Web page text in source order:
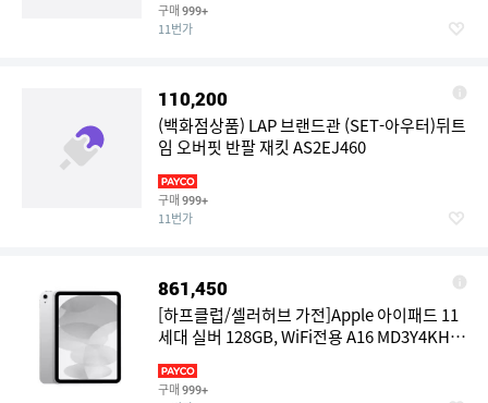
구매 999+
11번가
110,200
(백화점상품) LAP 브랜드관 (SET-아우터)뒤트
임 오버핏 반팔 재킷 AS2EJ460
구매 999+
11번가
861,450
[하프클럽/셀러허브 가전]Apple 아이패드 11
세대 실버 128GB, WiFi전용 A16 MD3Y4KH/A
국내정품 Ss
구매 999+